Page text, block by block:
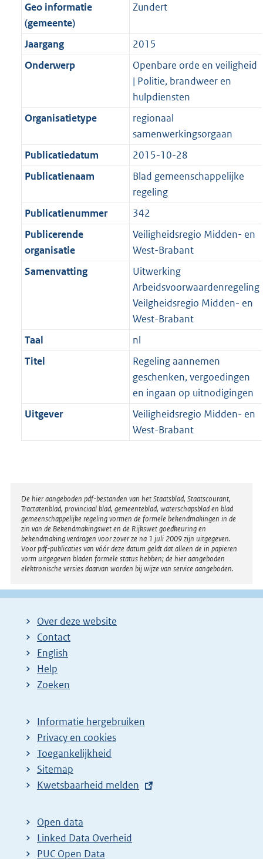
Geo informatie
(gemeente)
Zundert
Jaargang
2015
Onderwerp
Openbare orde en veiligheid
| Politie, brandweer en
hulpdiensten
Organisatietype
regionaal
samenwerkingsorgaan
Publicatiedatum
2015-10-28
Publicatienaam
Blad gemeenschappelijke
regeling
Publicatienummer
342
Publicerende
organisatie
Veiligheidsregio Midden- en
West-Brabant
Samenvatting
Uitwerking
Arbeidsvoorwaardenregeling
Veilgheidsregio Midden- en
West-Brabant
Taal
nl
Titel
Regeling aannemen
geschenken, vergoedingen
en ingaan op uitnodigingen
Uitgever
Veiligheidsregio Midden- en
West-Brabant
Disclaimer
De hier aangeboden pdf-bestanden van het Staatsblad, Staatscourant,
Tractatenblad, provinciaal blad, gemeenteblad, waterschapsblad en blad
gemeenschappelijke regeling vormen de formele bekendmakingen in de
zin van de Bekendmakingswet en de Rijkswet goedkeuring en
bekendmaking verdragen voor zover ze na 1 juli 2009 zijn uitgegeven.
Voor pdf-publicaties van vóór deze datum geldt dat alleen de in papieren
vorm uitgegeven bladen formele status hebben; de hier aangeboden
elektronische versies daarvan worden bij wijze van service aangeboden.
Over deze website
Contact
English
Help
Zoeken
Informatie hergebruiken
Privacy en cookies
Toegankelijkheid
Sitemap
E
t
e
r
Kwetsbaarheid melden
Open data
Linked Data Overheid
PUC Open Data